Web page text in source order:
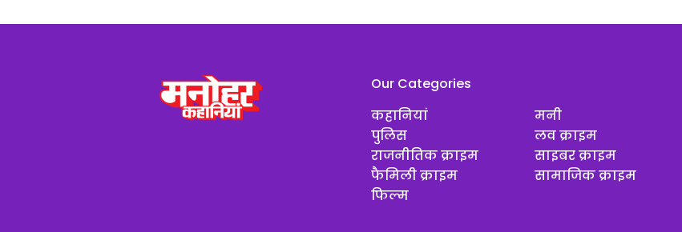
Our Categories
कहानियां
पुलिस
राजनीतिक क्राइम
फैमिली क्राइम
फिल्म
मनी
लव क्राइम
साइबर क्राइम
सामाजिक क्राइम